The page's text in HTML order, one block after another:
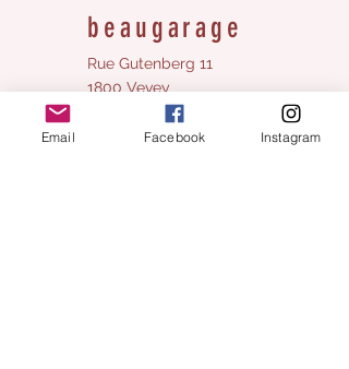
beaugarage
Rue Gutenberg 11
1800 Vevey
bonjour@beaugarage.ch
Email Facebook Instagram